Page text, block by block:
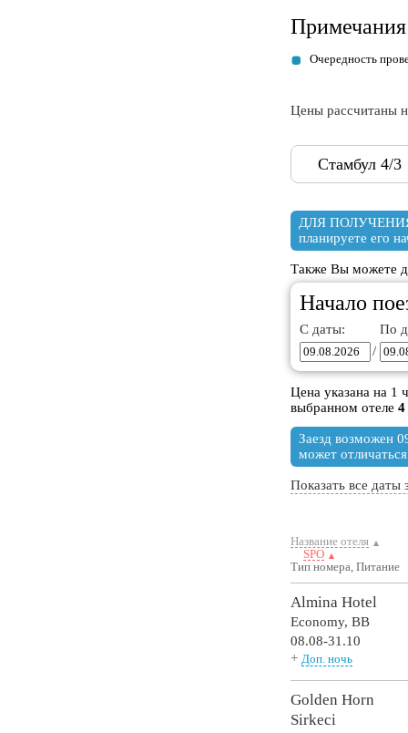
Примечания
Очередность
Цены рассчитаны
Стамбул 4/3
ДЛЯ
планируете его
Также Вы можете
Начало
С даты:
По
/
Цена указана на 1
выбранном отеле4
Заезд возможен
может
Показать все даты
Название отеля
SPO
Тип номера, Питание
Almina Hotel
Economy,BB
08.08-31.10
+Доп. ночь
Golden Horn
Sirkeci